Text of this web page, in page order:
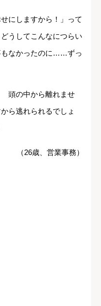
にしますから！」って
うしてこんなにつらい
もなかったのに……ずっ
頭の中から離れませ
ら逃れられるでしょ
（26歳、営業事務）